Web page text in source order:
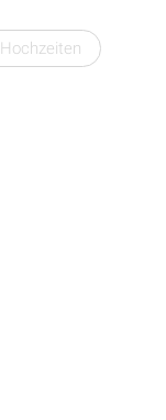
Hochzeiten